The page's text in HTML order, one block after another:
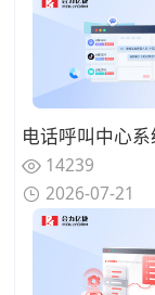
14239
2026-07-21